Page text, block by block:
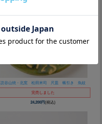
読谷山焼・北窯 松田米司 尺皿 蝋引き 魚紋
完売しました
24,200円(税込)